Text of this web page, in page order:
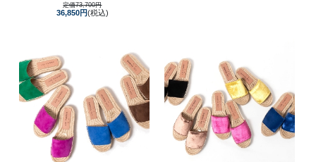
定価73,700円
36,850円(税込)